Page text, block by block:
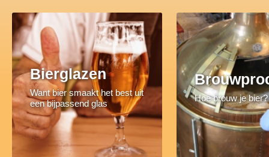
Bierglazen
Want bier smaakt het best uit
een bijpassend glas
Hoe brouw je bier?